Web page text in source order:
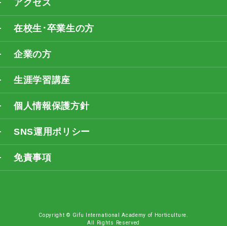
アクセス
在校生･卒業生の方
企業の方
生涯学習講座
個人情報保護方針
SNS運用ポリシー
免責事項
Copyright © Gifu International Academy of Horticulture.
All Rights Reserved